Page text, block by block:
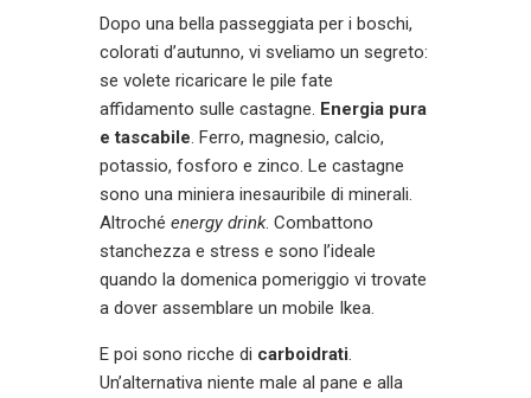
Dopo una bella passeggiata per i boschi,
colorati d’autunno, vi sveliamo un segreto:
se volete ricaricare le pile fate
affidamento sulle castagne. Energia pura
e tascabile . Ferro, magnesio, calcio,
potassio, fosforo e zinco. Le castagne
sono una miniera inesauribile di minerali.
Altroché energy drink. Combattono
stanchezza e stress e sono l’ideale
quando la domenica pomeriggio vi trovate
a dover assemblare un mobile Ikea.
E poi sono ricche di carboidrati
Un’alternativa niente male al pane e alla